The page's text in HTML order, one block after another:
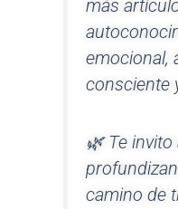
más
emocional,
consciente
🌿 Te
camino de